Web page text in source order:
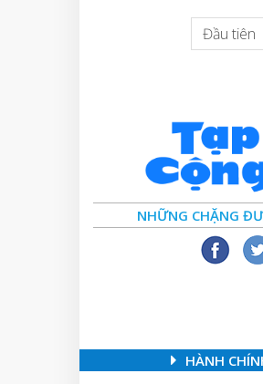
Đầu tiên
NHỮNG CHẶNG
HÀNH